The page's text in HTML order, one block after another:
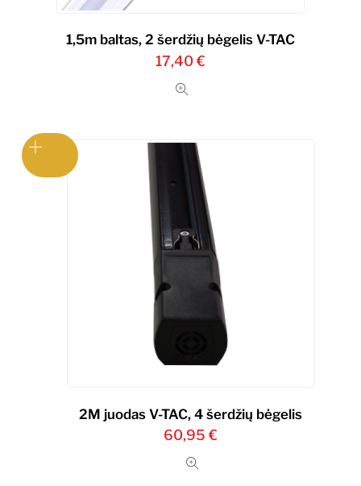
1,5m baltas, 2 šerdžių bėgelis V-TAC
17,40€
2M juodas V-TAC, 4 šerdžių bėgelis
60,95€